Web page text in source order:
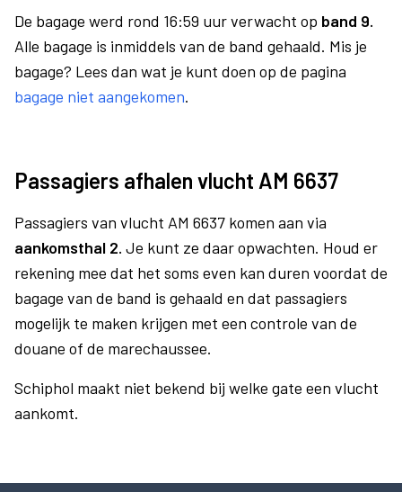
De bagage werd rond 16:59 uur verwacht op band 9.
Alle bagage is inmiddels van de band gehaald. Mis je
bagage? Lees dan wat je kunt doen op de pagina
bagage niet aangekomen.
Passagiers afhalen vlucht AM 6637
Passagiers van vlucht AM 6637 komen aan via
aankomsthal 2. Je kunt ze daar opwachten. Houd er
rekening mee dat het soms even kan duren voordat de
bagage van de band is gehaald en dat passagiers
mogelijk te maken krijgen met een controle van de
douane of de marechaussee.
Schiphol maakt niet bekend bij welke gate een vlucht
aankomt.